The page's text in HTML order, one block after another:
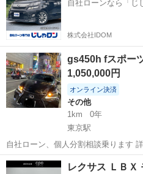
ス・電動格納ミラー...自社ローンなら「じ
株式会社IDOM
gs450h fスポー
1,050,000円
オンライン決済
その他
1km
0年
東京駅
自社ローン、個人分割相談乗ります
東京 千代田区 東京駅
レクサス ＬＢ